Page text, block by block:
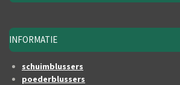
INFORMATIE
schuimblussers
poederblussers